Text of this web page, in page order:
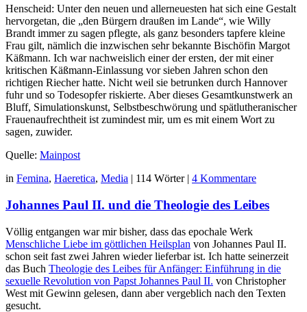
Henscheid: Unter den neuen und allerneuesten hat sich eine Gestalt
hervorgetan, die „den Bürgern draußen im Lande“, wie Willy
Brandt immer zu sagen pflegte, als ganz besonders tapfere kleine
Frau gilt, nämlich die inzwischen sehr bekannte Bischöfin Margot
Käßmann. Ich war nachweislich einer der ersten, der mit einer
kritischen Käßmann-Einlassung vor sieben Jahren schon den
richtigen Riecher hatte. Nicht weil sie betrunken durch Hannover
fuhr und so Todesopfer riskierte. Aber dieses Gesamtkunstwerk an
Bluff, Simulationskunst, Selbstbeschwörung und spätlutheranischer
Frauenaufrechtheit ist zumindest mir, um es mit einem Wort zu
sagen, zuwider.
Quelle: Mainpost
in Femina, Haeretica, Media | 114 Wörter | 4 Kommentare
Johannes Paul II. und die Theologie des Leibes
Völlig entgangen war mir bisher, dass das epochale Werk
Menschliche Liebe im göttlichen Heilsplan von Johannes Paul II.
schon seit fast zwei Jahren wieder lieferbar ist. Ich hatte seinerzeit
das Buch Theologie des Leibes für Anfänger: Einführung in die
sexuelle Revolution von Papst Johannes Paul II. von Christopher
West mit Gewinn gelesen, dann aber vergeblich nach den Texten
gesucht.